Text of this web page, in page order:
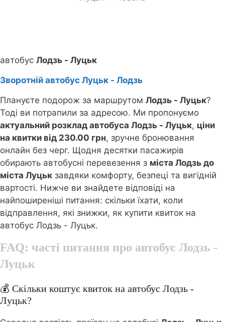
автобус Лодзь - Луцьк
Зворотній автобус Луцьк - Лодзь
Плануєте подорож за маршрутом Лодзь - Луцьк?
Тоді ви потрапили за адресою. Ми пропонуємо
актуальний розклад автобуса Лодзь - Луцьк, ціни
на квитки від 230.00 грн, зручне бронювання
онлайн без черг. Щодня десятки пасажирів
обирають автобусні перевезення з міста Лодзь до
міста Луцьк завдяки комфорту, безпеці та вигідній
вартості. Нижче ви знайдете відповіді на
найпоширеніші питання: скільки їхати, коли
відправлення, які знижки, як купити квиток на
автобус Лодзь - Луцьк.
FAQ: часті питання про автобус Лодзь -
Луцьк
💰 Скільки коштує квиток на автобус Лодзь -
Луцьк?